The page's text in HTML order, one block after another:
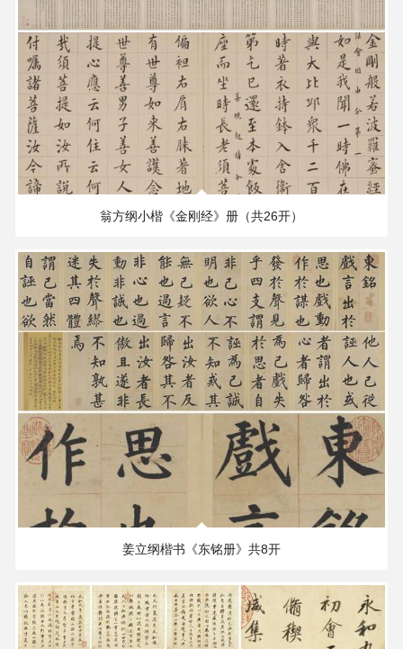
翁方纲小楷《金刚经》册（共26开）
姜立纲楷书《东铭册》共8开
217.45 MB 4016×3838 PX
77.81 MB